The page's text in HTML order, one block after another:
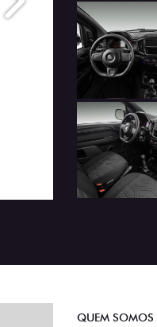
Próximo
QUEM SOMOS